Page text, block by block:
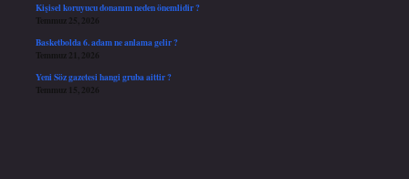
Kişisel koruyucu donanım neden önemlidir ?
Temmuz 25, 2026
Basketbolda 6. adam ne anlama gelir ?
Temmuz 21, 2026
Yeni Söz gazetesi hangi gruba aittir ?
Temmuz 15, 2026